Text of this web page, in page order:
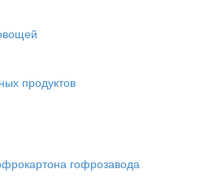
продуктов
гофрозавода